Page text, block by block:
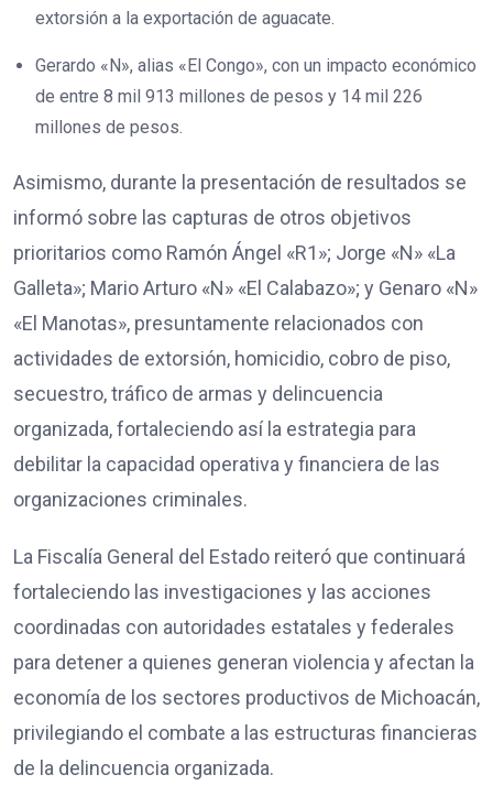
extorsión a la exportación de aguacate.
Gerardo «N», alias «El Congo», con un impacto económico
de entre 8 mil 913 millones de pesos y 14 mil 226
millones de pesos.
Asimismo, durante la presentación de resultados se
informó sobre las capturas de otros objetivos
prioritarios como Ramón Ángel «R1»; Jorge «N» «La
Galleta»; Mario Arturo «N» «El Calabazo»; y Genaro «N»
«El Manotas», presuntamente relacionados con
actividades de extorsión, homicidio, cobro de piso,
secuestro, tráfico de armas y delincuencia
organizada, fortaleciendo así la estrategia para
debilitar la capacidad operativa y financiera de las
organizaciones criminales.
La Fiscalía General del Estado reiteró que continuará
fortaleciendo las investigaciones y las acciones
coordinadas con autoridades estatales y federales
para detener a quienes generan violencia y afectan la
economía de los sectores productivos de Michoacán,
privilegiando el combate a las estructuras financieras
de la delincuencia organizada.